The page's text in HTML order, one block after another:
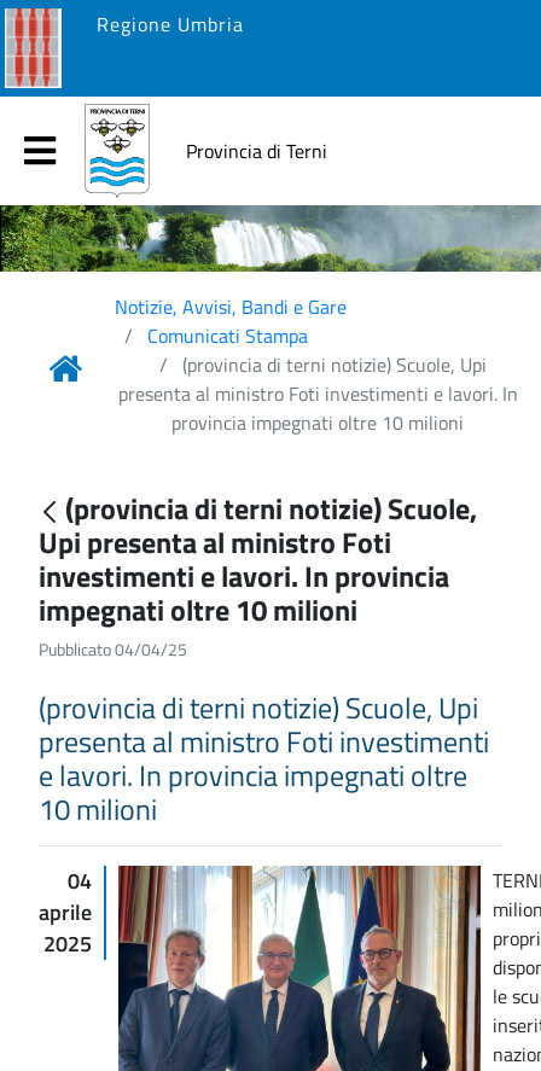
Regione Umbria
Provincia di Terni
Notizie, Avvisi, Bandi e Gare
Comunicati Stampa
(provincia di terni notizie) Scuole, Upi
presenta al ministro Foti investimenti e lavori. In
provincia impegnati oltre 10 milioni
(provincia di terni notizie) Scuole,
Upi presenta al ministro Foti
investimenti e lavori. In provincia
impegnati oltre 10 milioni
Pubblicato 04/04/25
(provincia di terni notizie) Scuole, Upi
presenta al ministro Foti investimenti
e lavori. In provincia impegnati oltre
10 milioni
04
aprile
2025
le